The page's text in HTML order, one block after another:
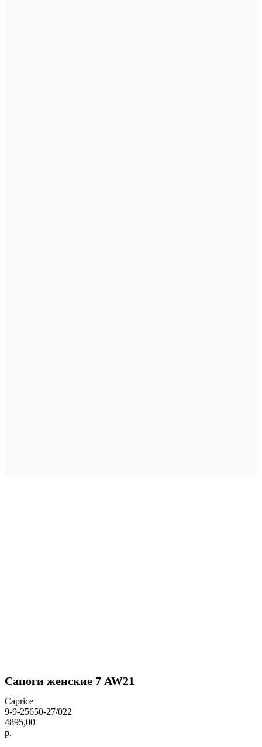
Сапоги женские 7 AW21
Caprice
9-9-25650-27/022
4895,00
р.